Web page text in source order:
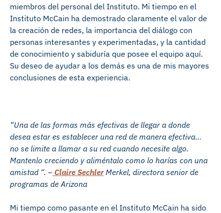
miembros del personal del Instituto. Mi tiempo en el
Instituto McCain ha demostrado claramente el valor de
la creación de redes, la importancia del diálogo con
personas interesantes y experimentadas, y la cantidad
de conocimiento y sabiduría que posee el equipo aquí.
Su deseo de ayudar a los demás es una de mis mayores
conclusiones de esta experiencia.
“Una de las formas más efectivas de llegar a donde
desea estar es establecer una red de manera efectiva…
no se limite a llamar a su red cuando necesite algo.
Mantenlo creciendo y aliméntalo como lo harías con una
amistad “. – Claire SechlerMerkel, directora senior de
programas de Arizona
Mi tiempo como pasante en el Instituto McCain ha sido